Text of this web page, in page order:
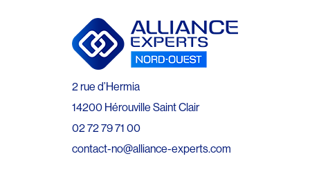
2 rue d’Hermia
14200 Hérouville Saint Clair
02 72 79 71 00
contact-no@alliance-experts.com